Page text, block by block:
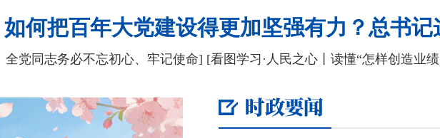
何把百年大党建设得更加坚强有力？总书记
全党同志务必不忘初心、牢记使命] [看图学习·人民之心丨读懂“怎样创造业